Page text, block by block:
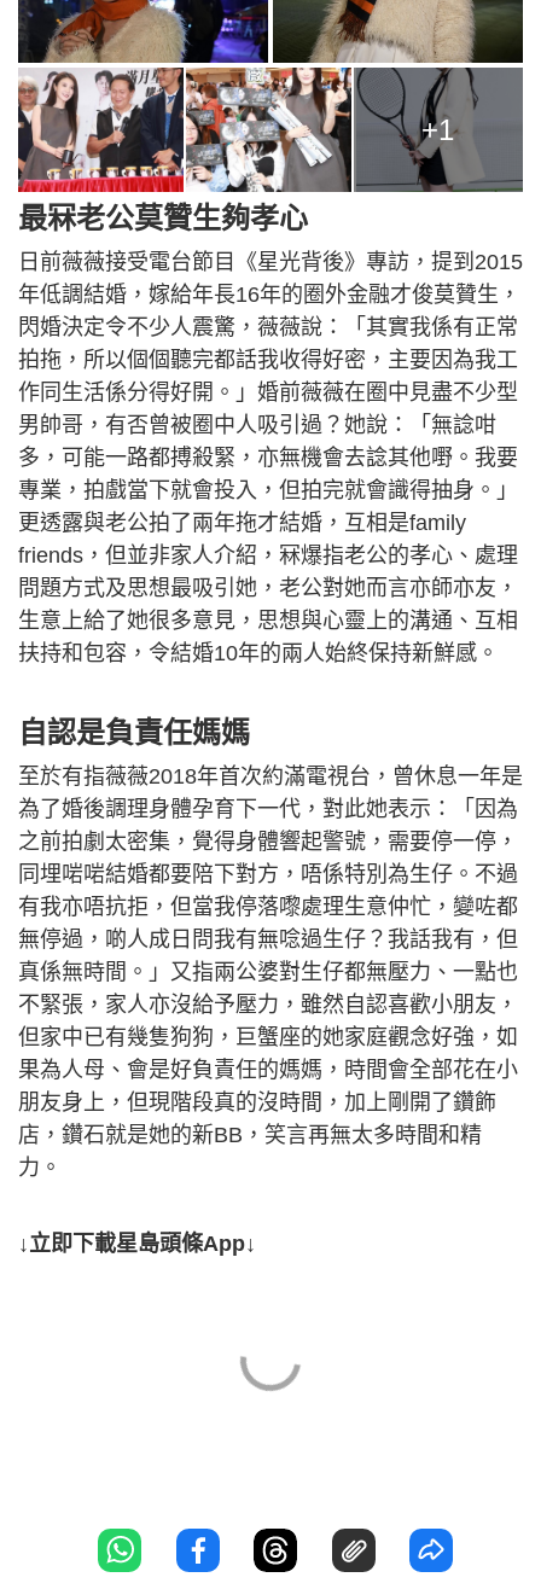
+1
最冧老公莫贊生夠孝心
日前薇薇接受電台節目《星光背後》專訪，提到2015
年低調結婚，嫁給年長16年的圈外金融才俊莫贊生，
閃婚決定令不少人震驚，薇薇說：「其實我係有正常
拍拖，所以個個聽完都話我收得好密，主要因為我工
作同生活係分得好開。」婚前薇薇在圈中見盡不少型
男帥哥，有否曾被圈中人吸引過？她說：「無諗咁
多，可能一路都搏殺緊，亦無機會去諗其他嘢。我要
專業，拍戲當下就會投入，但拍完就會識得抽身。」
更透露與老公拍了兩年拖才結婚，互相是family
friends，但並非家人介紹，冧爆指老公的孝心、處理
問題方式及思想最吸引她，老公對她而言亦師亦友，
生意上給了她很多意見，思想與心靈上的溝通、互相
扶持和包容，令結婚10年的兩人始終保持新鮮感。
自認是負責任媽媽
至於有指薇薇2018年首次約滿電視台，曾休息一年是
為了婚後調理身體孕育下一代，對此她表示：「因為
之前拍劇太密集，覺得身體響起警號，需要停一停，
同埋啱啱結婚都要陪下對方，唔係特別為生仔。不過
有我亦唔抗拒，但當我停落嚟處理生意仲忙，變咗都
無停過，啲人成日問我有無唸過生仔？我話我有，但
真係無時間。」又指兩公婆對生仔都無壓力、一點也
不緊張，家人亦沒給予壓力，雖然自認喜歡小朋友，
但家中已有幾隻狗狗，巨蟹座的她家庭觀念好強，如
果為人母、會是好負責任的媽媽，時間會全部花在小
朋友身上，但現階段真的沒時間，加上剛開了鑽飾
店，鑽石就是她的新BB，笑言再無太多時間和精
力。
↓立即下載星島頭條App↓